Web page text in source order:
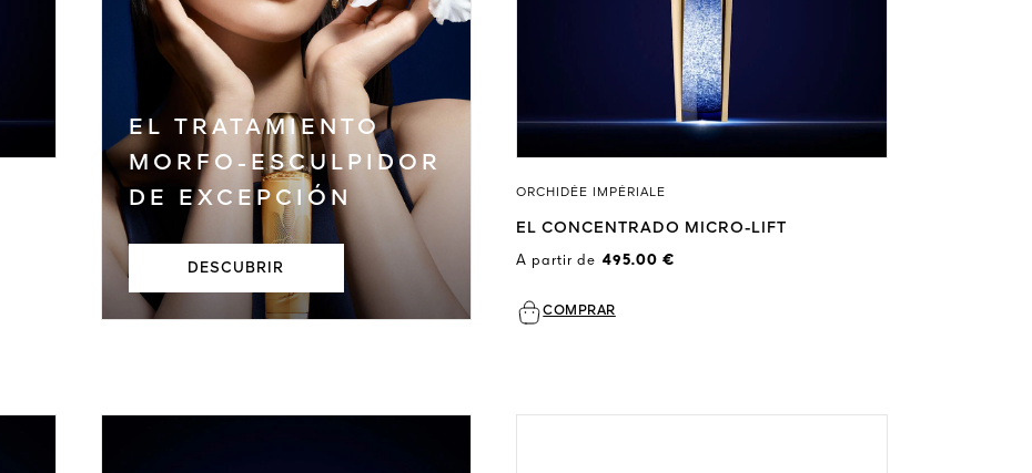
EL TRATAMIENTO
MORFO-ESCULPIDOR
DE EXCEPCIÓN
DESCUBRIR
ORCHIDÉE IMPÉRIALE
EL CONCENTRADO MICRO-LIFT
A partir de 495.00 €
COMPRAR